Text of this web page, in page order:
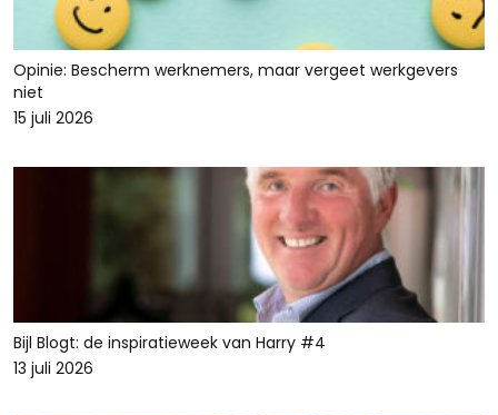
Opinie: Bescherm werknemers, maar vergeet werkgevers
niet
15 juli 2026
Bijl Blogt: de inspiratieweek van Harry #4
13 juli 2026